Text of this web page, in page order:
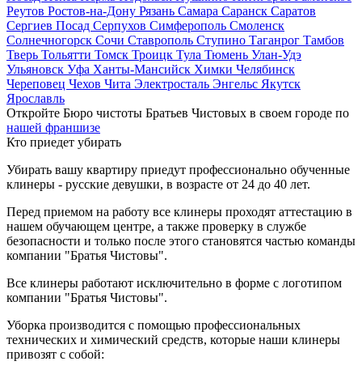
Реутов Ростов-на-Дону Рязань Самара Саранск Саратов
Сергиев Посад Серпухов Симферополь Смоленск
Солнечногорск Сочи Ставрополь Ступино Таганрог Тамбов
Тверь Тольятти Томск Троицк Тула Тюмень Улан-Удэ
Ульяновск Уфа Ханты-Мансийск Химки Челябинск
Череповец Чехов Чита Электросталь Энгельс Якутск
Ярославль
Откройте Бюро чистоты Братьев Чистовых в своем городе по
нашей франшизе
Кто приедет убирать
Убирать вашу квартиру приедут профессионально обученные
клинеры - русские девушки, в возрасте от 24 до 40 лет.
Перед приемом на работу все клинеры проходят аттестацию в
нашем обучающем центре, а также проверку в службе
безопасности и только после этого становятся частью команды
компании "Братья Чистовы".
Все клинеры работают исключительно в форме с логотипом
компании "Братья Чистовы".
Уборка производится с помощью профессиональных
технических и химический средств, которые наши клинеры
привозят с собой: